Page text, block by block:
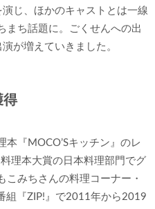
じ、ほかのキャストとは一線
まち話題に。ごくせんへの出
が増えていきました。
得
『MOCO’Sキッチン』のレ
理本大賞の日本料理部門でグ
こみちさんの料理コーナー・
組『ZIP!』で2011年から2019